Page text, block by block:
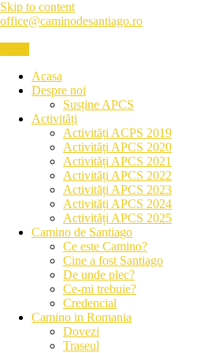
Skip to content
office@caminodesantiago.ro
Acasa
Despre noi
Susține APCS
Activități
Activități ACPS 2019
Activități APCS 2020
Activități APCS 2021
Activități APCS 2022
Activități APCS 2023
Activități APCS 2024
Activități APCS 2025
Camino de Santiago
Ce este Camino?
Cine a fost Santiago
De unde plec?
Ce-mi trebuie?
Credencial
Camino in Romania
Dovezi
Traseul